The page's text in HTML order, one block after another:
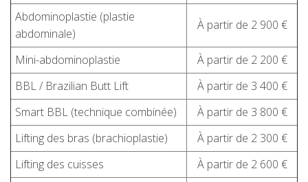
Abdominoplastie (plastie
abdominale)
À partir de 2 900 €
Mini-abdominoplastie
À partir de 2 200 €
BBL / Brazilian Butt Lift
À partir de 3 400 €
Smart BBL (technique combinée)
À partir de 3 800 €
Lifting des bras (brachioplastie)
À partir de 2 300 €
Lifting des cuisses
À partir de 2 600 €